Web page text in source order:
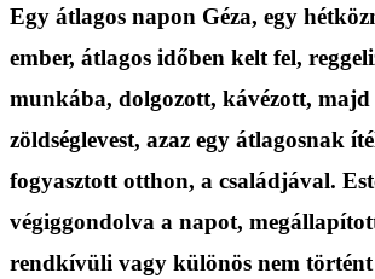
Egy átlagos napon Géza, egy
ember, átlagos időben kelt fel,
munkába, dolgozott, kávézott, majd
zöldséglevest, azaz egy átlagosnak
fogyasztott otthon, a családjával.
végiggondolva a napot,
rendkívüli vagy különös nem történt